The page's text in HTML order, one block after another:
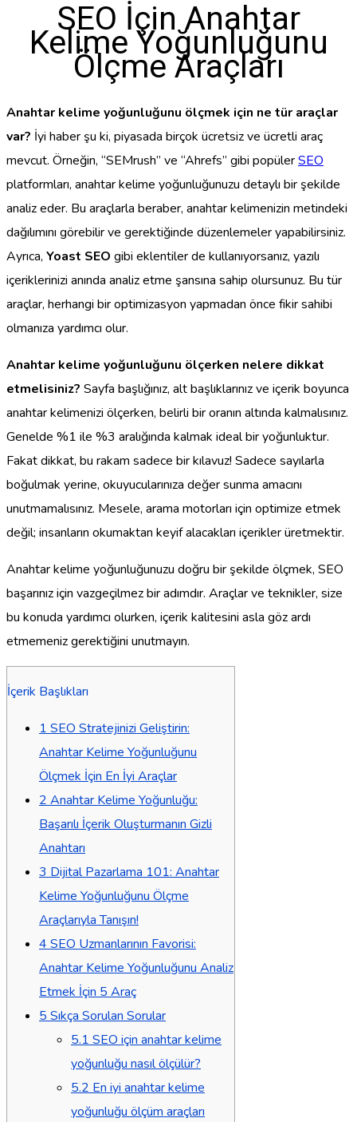
SEO İçin Anahtar
Kelime Yoğunluğunu
Ölçme Araçları
Anahtar kelime yoğunluğunu ölçmek için ne tür araçlar
var? İyi haber şu ki, piyasada birçok ücretsiz ve ücretli araç
mevcut. Örneğin, “SEMrush” ve “Ahrefs” gibi popülerSEO
platformları, anahtar kelime yoğunluğunuzu detaylı bir şekilde
analiz eder. Bu araçlarla beraber, anahtar kelimenizin metindeki
dağılımını görebilir ve gerektiğinde düzenlemeler yapabilirsiniz.
Ayrıca, Yoast SEO gibi eklentiler de kullanıyorsanız, yazılı
içeriklerinizi anında analiz etme şansına sahip olursunuz. Bu tür
araçlar, herhangi bir optimizasyon yapmadan önce fikir sahibi
olmanıza yardımcı olur.
Anahtar kelime yoğunluğunu ölçerken nelere dikkat
etmelisiniz? Sayfa başlığınız, alt başlıklarınız ve içerik boyunca
anahtar kelimenizi ölçerken, belirli bir oranın altında kalmalısınız.
Genelde %1 ile %3 aralığında kalmak ideal bir yoğunluktur.
Fakat dikkat, bu rakam sadece bir kılavuz! Sadece sayılarla
boğulmak yerine, okuyucularınıza değer sunma amacını
unutmamalısınız. Mesele, arama motorları için optimize etmek
değil; insanların okumaktan keyif alacakları içerikler üretmektir.
Anahtar kelime yoğunluğunuzu doğru bir şekilde ölçmek, SEO
başarınız için vazgeçilmez bir adımdır. Araçlar ve teknikler, size
bu konuda yardımcı olurken, içerik kalitesini asla göz ardı
etmemeniz gerektiğini unutmayın.
İçerik Başlıkları
1 SEO Stratejinizi Geliştirin:
Anahtar Kelime Yoğunluğunu
Ölçmek İçin En İyi Araçlar
2 Anahtar Kelime Yoğunluğu:
Başarılı İçerik Oluşturmanın Gizli
Anahtarı
3 Dijital Pazarlama 101: Anahtar
Kelime Yoğunluğunu Ölçme
Araçlarıyla Tanışın!
4 SEO Uzmanlarının Favorisi:
Anahtar Kelime Yoğunluğunu Analiz
Etmek İçin 5 Araç
5 Sıkça Sorulan Sorular
5.1 SEO için anahtar kelime
yoğunluğu nasıl ölçülür?
5.2 En iyi anahtar kelime
yoğunluğu ölçüm araçları